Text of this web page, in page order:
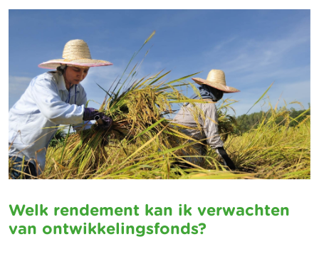
Welk rendement kan ik verwachten
van ontwikkelingsfonds?